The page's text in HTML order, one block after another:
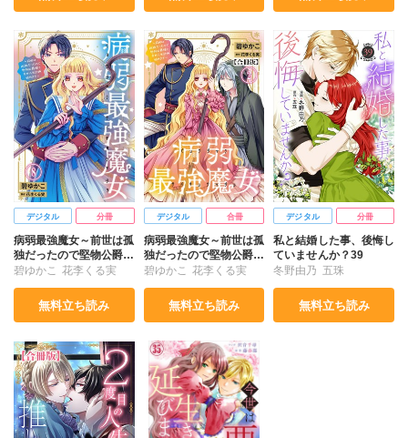
デジタル 分冊
病弱最強魔女～前世は孤
独だったので堅物公爵様
と幸せ人生計画始めます
碧ゆかこ 花李くる実
無料立ち読み
デジタル 合冊
病弱最強魔女～前世は孤
独だったので堅物公爵様
と幸せ人生計画始めます
碧ゆかこ 花李くる実
無料立ち読み
デジタル 分冊
私と結婚した事、後悔し
ていませんか？39
冬野由乃 五珠
無料立ち読み